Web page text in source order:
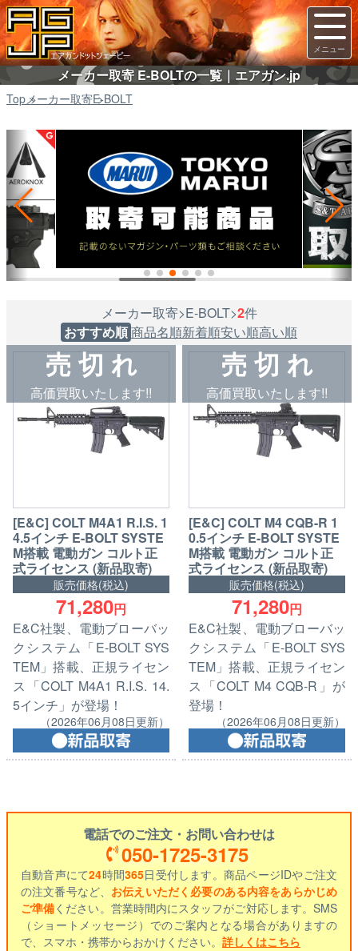
メーカー取寄 E-BOLTの一覧｜エアガン.jp
Topメーカー取寄E-BOLT
メーカー取寄>E-BOLT>2件
おすすめ順商品名順新着順安い順高い順
売 切 れ
高価買取いたします!!
[E&C] COLT M4A1 R.I.S. 1
4.5インチ E-BOLT SYSTE
M搭載 電動ガン コルト正
式ライセンス (新品取寄)
販売価格(税込)
71,280円
E&C社製、電動ブローバッ
クシステム「E-BOLT SYS
TEM」搭載、正規ライセン
ス「COLT M4A1 R.I.S. 14.
5インチ」が登場！
（2026年06月08日更新）
売 切 れ
高価買取いたします!!
[E&C] COLT M4 CQB-R 1
0.5インチ E-BOLT SYSTE
M搭載 電動ガン コルト正
式ライセンス (新品取寄)
販売価格(税込)
71,280円
E&C社製、電動ブローバッ
クシステム「E-BOLT SYS
TEM」搭載、正規ライセン
ス「COLT M4 CQB-R」が
登場！
（2026年06月08日更新）
電話でのご注文・お問い合わせは
050-1725-3175
自動音声にて24時間365日受付します。商品ページIDやご注文
の注文番号など、 お伝えいただく必要のある内容をあらかじめ
ご準備ください。営業時間内にスタッフがご対応します。SMS
（ショートメッセージ）でのご案内となる場合がありますの
で、スマホ・携帯からおかけください。 詳しくはこちら